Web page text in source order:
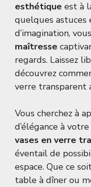
esthétique est à
quelques astuces
d’imagination,
maîtresse
regards. Laissez
découvrez
verre transparent
Vous cherchez à
d’élégance à
vases en verre
éventail de
espace. Que ce
table à dîner ou